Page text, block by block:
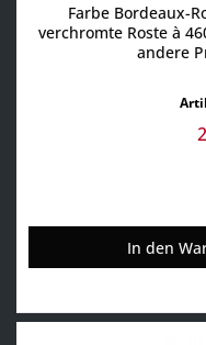
Farbe Bordeaux-
verchromte Roste à
andere
In den